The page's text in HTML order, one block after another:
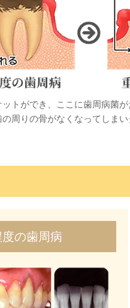
トができ、ここに歯周病菌
りの骨がなくなってしま
度の歯周病